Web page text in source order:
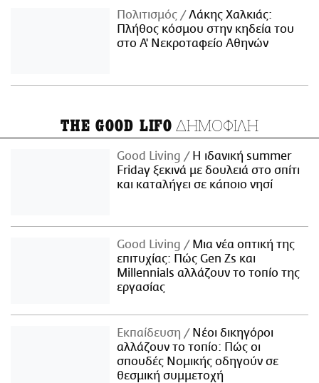
Πολιτισμός
Λάκης Χαλκιάς:
Πλήθος κόσμου στην κηδεία του
στο Α' Νεκροταφείο Αθηνών
THE GOOD LIFO ΔΗΜΟΦΙΛΗ
Good Living
Η ιδανική summer
Friday ξεκινά με δουλειά στο σπίτι
και καταλήγει σε κάποιο νησί
Good Living
Μια νέα οπτική της
επιτυχίας: Πώς Gen Zs και
Millennials αλλάζουν το τοπίο της
εργασίας
Εκπαίδευση
Νέοι δικηγόροι
αλλάζουν το τοπίο: Πώς οι
σπουδές Νομικής οδηγούν σε
θεσμική συμμετοχή